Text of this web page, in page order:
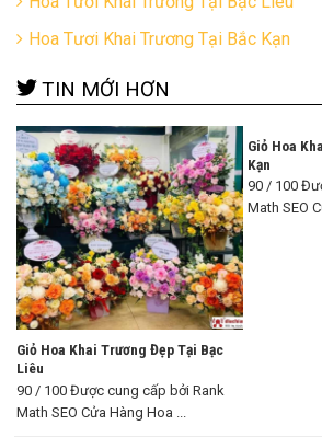
Hoa Tươi Khai Trương Tại Bắc Kạn
TIN MỚI HƠN
Giỏ Hoa Khai Trương Đẹp Tại Bạc
Liêu
90 / 100 Được cung cấp bởi Rank
Math SEO Cửa Hàng Hoa ...
Giỏ Hoa
Kạn
90 / 100
Math SEO